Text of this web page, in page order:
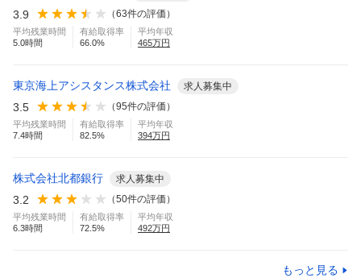
3.9 （63件の評価）
平均残業時間
5.0時間
有給取得率
66.0%
平均年収
465万円
東京海上アシスタンス株式会社 求人募集中
3.5 （95件の評価）
平均残業時間
7.4時間
有給取得率
82.5%
平均年収
394万円
株式会社北都銀行 求人募集中
3.2 （50件の評価）
平均残業時間
6.3時間
有給取得率
72.5%
平均年収
492万円
もっと見る